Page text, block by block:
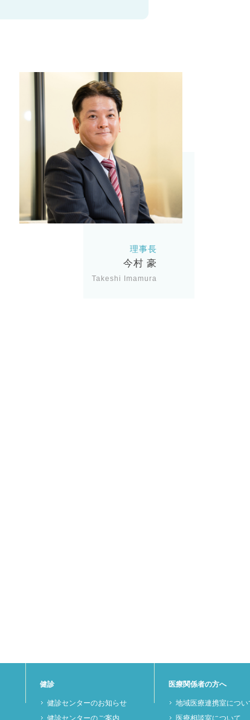
理事長
今村 豪
Takeshi Imamura
健診
健診センターのお知らせ
健診センターのご案内
医療関係者の方へ
地域医療連携室につい
医療相談室について